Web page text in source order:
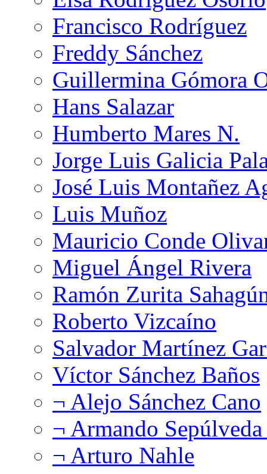
Francisco Rodríguez
Freddy Sánchez
Guillermina Gómora
Hans Salazar
Humberto Mares N.
Jorge Luis Galicia
José Luis Montañez
Luis Muñoz
Mauricio Conde
Miguel Ángel Rivera
Ramón Zurita
Roberto Vizcaíno
Salvador Martínez
Víctor Sánchez Baños
¬ Alejo Sánchez Cano
¬ Armando
¬ Arturo Nahle